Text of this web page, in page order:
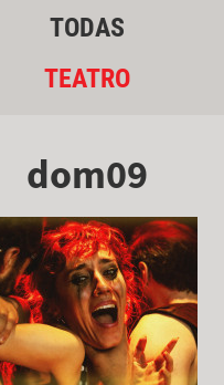
TODAS
TEATRO
dom09